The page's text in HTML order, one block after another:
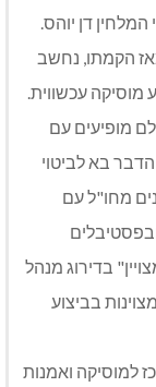
21 נוסד בשנת 1991 על ידי המלחין דן יוהס.
ומאז הקמתו, נחשב
מוסיקה עכשווית.
מופיעים עם
בא לביטוי
מחו"ל עם
בדירוג מנהל
בביצוע
"אנסמבל המאה ה- 21" מרכז למוסיקה ואמנות